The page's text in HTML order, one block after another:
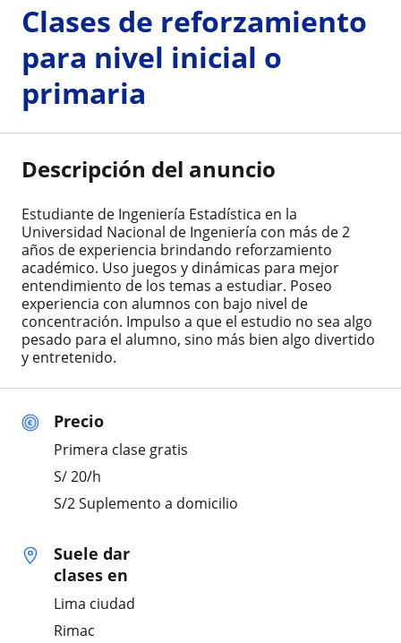
Precio
Primera clase gratis
S/20/h
S/2 Suplemento a domicilio
Suele dar
clases en
Lima ciudad
Rimac
Clases de reforzamiento
para nivel inicial o
primaria
Descripción del anuncio
Estudiante de Ingeniería Estadística en la
Universidad Nacional de Ingeniería con más de 2
años de experiencia brindando reforzamiento
académico. Uso juegos y dinámicas para mejor
entendimiento de los temas a estudiar. Poseo
experiencia con alumnos con bajo nivel de
concentración. Impulso a que el estudio no sea algo
pesado para el alumno, sino más bien algo divertido
y entretenido.